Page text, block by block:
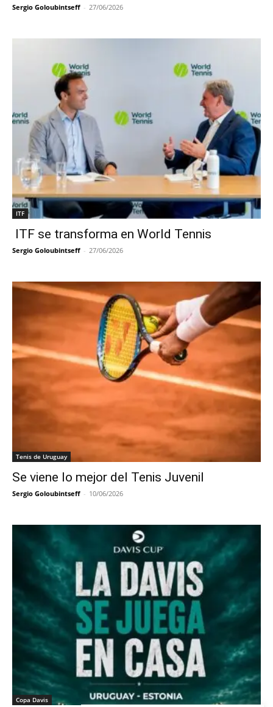
Sergio Goloubintseff - 27/06/2026
ITF
ITF se transforma en World Tennis
Sergio Goloubintseff - 27/06/2026
Tenis de Uruguay
Se viene lo mejor del Tenis Juvenil
Sergio Goloubintseff - 10/06/2026
Copa Davis